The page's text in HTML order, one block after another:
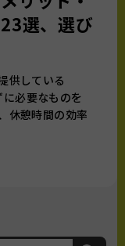
選、選び
供している
必要なものを
休憩時間の効率